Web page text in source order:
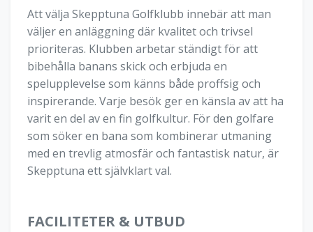
Att välja Skepptuna Golfklubb innebär att man
väljer en anläggning där kvalitet och trivsel
prioriteras. Klubben arbetar ständigt för att
bibehålla banans skick och erbjuda en
spelupplevelse som känns både proffsig och
inspirerande. Varje besök ger en känsla av att ha
varit en del av en fin golfkultur. För den golfare
som söker en bana som kombinerar utmaning
med en trevlig atmosfär och fantastisk natur, är
Skepptuna ett självklart val.
FACILITETER & UTBUD